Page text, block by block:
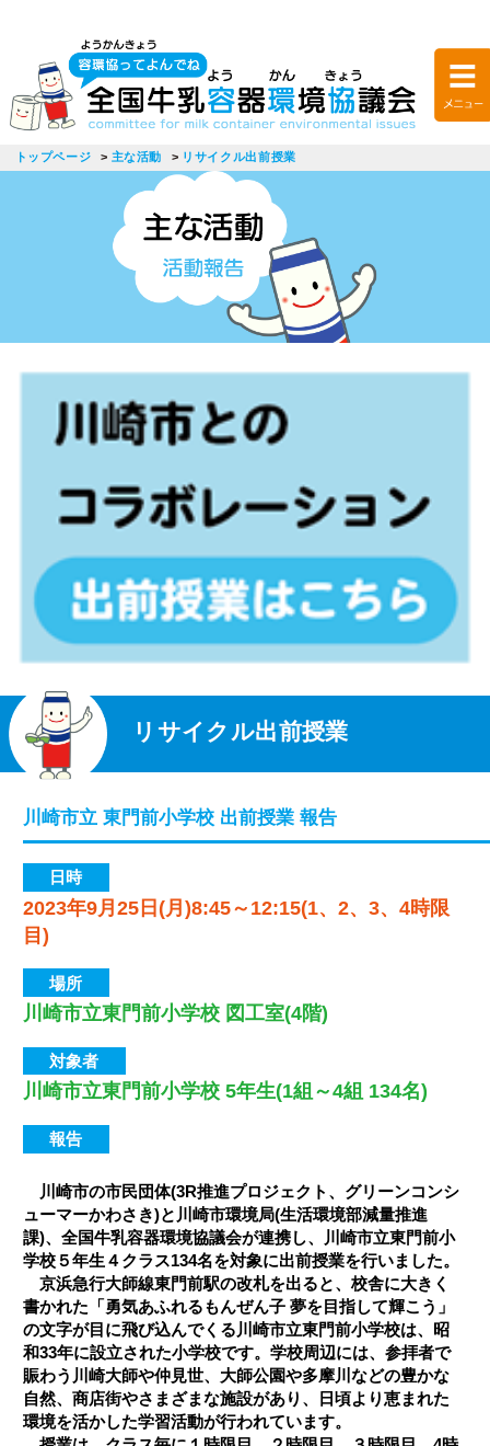
トップページ 主な活動 リサイクル出前授業
リサイクル出前授業
川崎市立 東門前小学校 出前授業 報告
日時
2023年9月25日(月)8:45～12:15(1、2、3、4時限
目)
場所
川崎市立東門前小学校 図工室(4階)
対象者
川崎市立東門前小学校 5年生(1組～4組 134名)
報告
川崎市の市民団体(3R推進プロジェクト、グリーンコンシ
ューマーかわさき)と川崎市環境局(生活環境部減量推進
課)、全国牛乳容器環境協議会が連携し、川崎市立東門前小
学校５年生４クラス134名を対象に出前授業を行いました。
京浜急行大師線東門前駅の改札を出ると、校舎に大きく
書かれた「勇気あふれるもんぜん子 夢を目指して輝こう」
の文字が目に飛び込んでくる川崎市立東門前小学校は、昭
和33年に設立された小学校です。学校周辺には、参拝者で
賑わう川崎大師や仲見世、大師公園や多摩川などの豊かな
自然、商店街やさまざまな施設があり、日頃より恵まれた
環境を活かした学習活動が行われています。